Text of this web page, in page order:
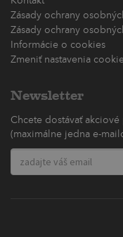
Zásady ochrany
Zásady ochrany
Informácie o cookies
Zmeniť nastavenia
Newsletter
Chcete dostávať
(maximálne jedna e-